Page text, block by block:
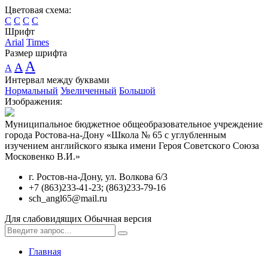
Цветовая схема:
C C C C
Шрифт
Arial Times
Размер шрифта
A A A
Интервал между буквами
Нормальный Увеличенный Большой
Изображения:
Муниципальное бюджетное общеобразовательное учреждение
города Ростова-на-Дону «Школа № 65 с углубленным
изучением английского языка имени Героя Советского Союза
Московенко В.И.»
г. Ростов-на-Дону, ул. Волкова 6/3
+7 (863)233-41-23; (863)233-79-16
sch_angl65@mail.ru
Для слабовидящих Обычная версия
Главная